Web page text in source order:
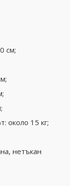
см;
около 15 кг;
нетъкан